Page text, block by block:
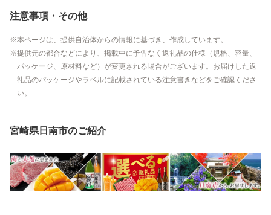
注意事項・その他
本ページは、提供自治体からの情報に基づき、作成しています。
提供元の都合などにより、掲載中に予告なく返礼品の仕様（規格、容量、
パッケージ、原材料など）が変更される場合がございます。お届けした返
礼品のパッケージやラベルに記載されている注意書きなどをご確認くださ
い。
宮崎県日南市のご紹介